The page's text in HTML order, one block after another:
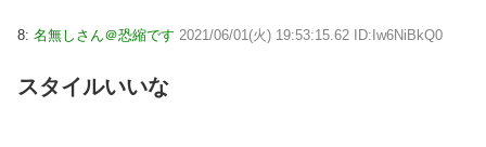
8: 名無しさん＠恐縮です 2021/06/01(火) 19:53:15.62 ID:Iw6NiBkQ0
スタイルいいな